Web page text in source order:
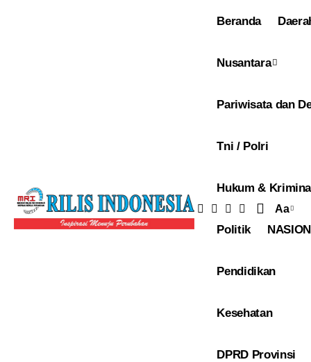
Beranda
Nusantara
Pariwisata dan
Tni / Polri
Hukum &
Politik
Pendidikan
Kesehatan
DPRD Provinsi
Ukuran
Aa